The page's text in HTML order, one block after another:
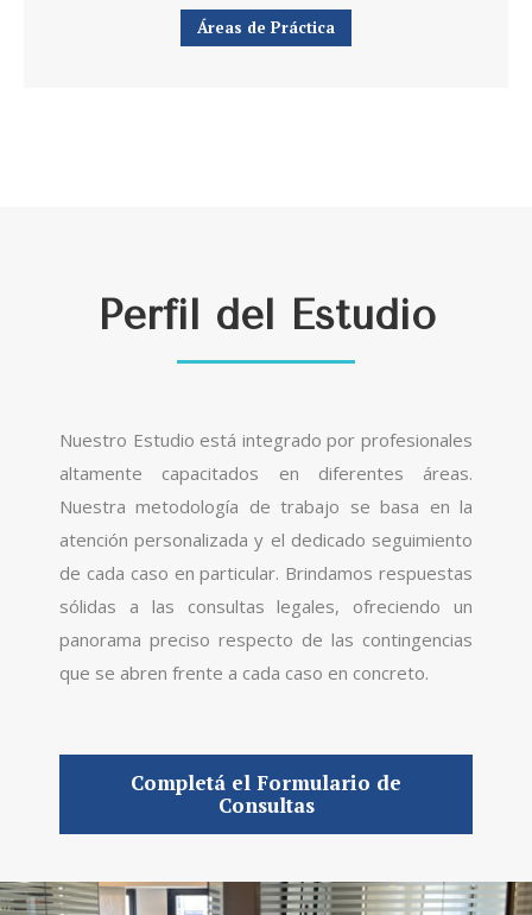
Áreas de Práctica
Perfil del Estudio
Nuestro Estudio está integrado por profesionales
altamente capacitados en diferentes áreas.
Nuestra metodología de trabajo se basa en la
atención personalizada y el dedicado seguimiento
de cada caso en particular. Brindamos respuestas
sólidas a las consultas legales, ofreciendo un
panorama preciso respecto de las contingencias
que se abren frente a cada caso en concreto.
Completá el Formulario de
Consultas